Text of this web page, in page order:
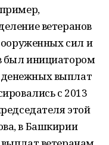
ветеранов
сил и
был инициатором
выплат
с 2013
этой
в Башкирии